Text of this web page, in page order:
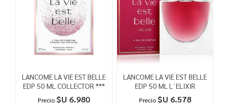
LANCOME LA VIE EST BELLE
EDP 50 ML COLLECTOR ***
Precio $U 6.980
LANCOME LA VIE EST BELLE
EDP 50 ML L´ELIXIR
Precio $U 6.578